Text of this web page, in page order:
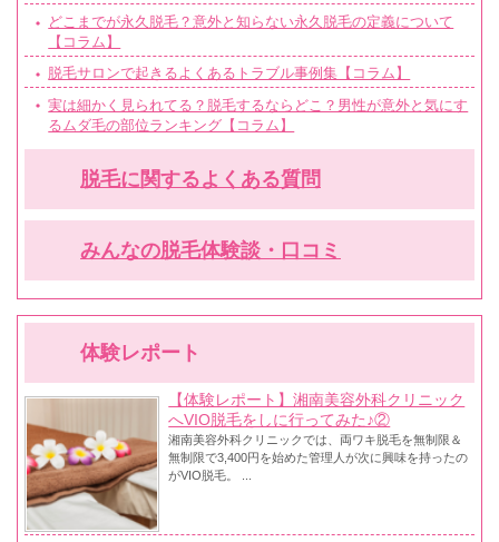
どこまでが永久脱毛？意外と知らない永久脱毛の定義について
【コラム】
脱毛サロンで起きるよくあるトラブル事例集【コラム】
実は細かく見られてる？脱毛するならどこ？男性が意外と気にす
るムダ毛の部位ランキング【コラム】
脱毛に関するよくある質問
みんなの脱毛体験談・口コミ
体験レポート
【体験レポート】湘南美容外科クリニック
へVIO脱毛をしに行ってみた♪②
湘南美容外科クリニックでは、両ワキ脱毛を無制限＆
無制限で3,400円を始めた管理人が次に興味を持ったの
がVIO脱毛。 ...